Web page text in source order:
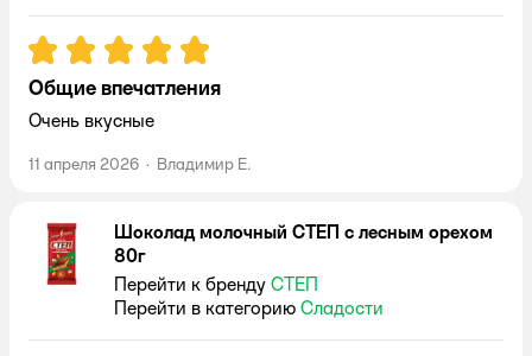
Рейтинг:5
Общие впечатления
Очень вкусные
11 апреля 2026 · Владимир Е.
Шоколад молочный СТЕП с лесным орехом
80г
Перейти к бренду СТЕП
Перейти в категорию Сладости